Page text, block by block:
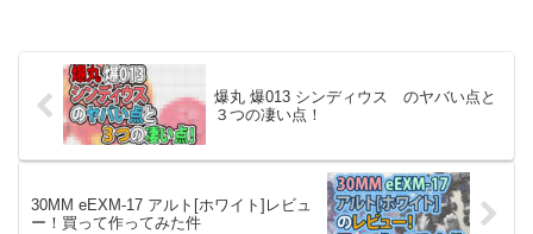
爆丸 爆013 シンディウス のヤバい点と
３つの凄い点！
30MM eEXM-17 アルト[ホワイト]レビュ
ー！買って作ってみた件